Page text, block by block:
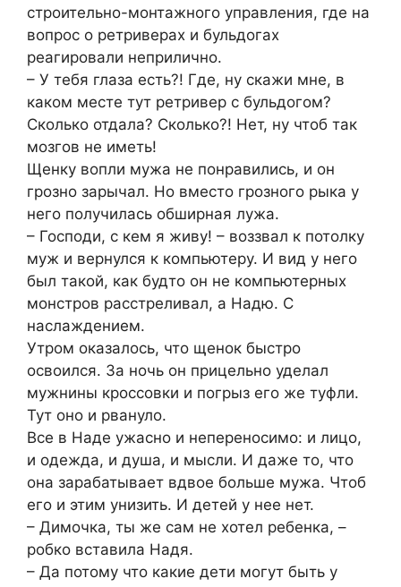
строительно-монтажного управления, где на
вопрос о ретриверах и бульдогах
реагировали неприлично.
– У тебя глаза есть?! Где, ну скажи мне, в
каком месте тут ретривер с бульдогом?
Сколько отдала? Сколько?! Нет, ну чтоб так
мозгов не иметь!
Щенку вопли мужа не понравились, и он
грозно зарычал. Но вместо грозного рыка у
него получилась обширная лужа.
– Господи, с кем я живу! – воззвал к потолку
муж и вернулся к компьютеру. И вид у него
был такой, как будто он не компьютерных
монстров расстреливал, а Надю. С
наслаждением.
Утром оказалось, что щенок быстро
освоился. За ночь он прицельно уделал
мужнины кроссовки и погрыз его же туфли.
Тут оно и рвануло.
Все в Наде ужасно и непереносимо: и лицо,
и одежда, и душа, и мысли. И даже то, что
она зарабатывает вдвое больше мужа. Чтоб
его и этим унизить. И детей у нее нет.
– Димочка, ты же сам не хотел ребенка, –
робко вставила Надя.
– Да потому что какие дети могут быть у